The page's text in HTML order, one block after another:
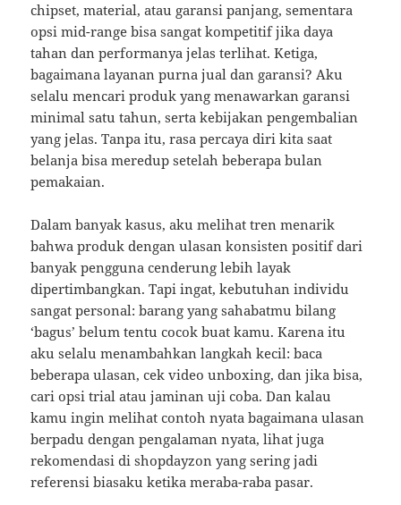
chipset, material, atau garansi panjang, sementara
opsi mid-range bisa sangat kompetitif jika daya
tahan dan performanya jelas terlihat. Ketiga,
bagaimana layanan purna jual dan garansi? Aku
selalu mencari produk yang menawarkan garansi
minimal satu tahun, serta kebijakan pengembalian
yang jelas. Tanpa itu, rasa percaya diri kita saat
belanja bisa meredup setelah beberapa bulan
pemakaian.
Dalam banyak kasus, aku melihat tren menarik
bahwa produk dengan ulasan konsisten positif dari
banyak pengguna cenderung lebih layak
dipertimbangkan. Tapi ingat, kebutuhan individu
sangat personal: barang yang sahabatmu bilang
‘bagus’ belum tentu cocok buat kamu. Karena itu
aku selalu menambahkan langkah kecil: baca
beberapa ulasan, cek video unboxing, dan jika bisa,
cari opsi trial atau jaminan uji coba. Dan kalau
kamu ingin melihat contoh nyata bagaimana ulasan
berpadu dengan pengalaman nyata, lihat juga
rekomendasi di shopdayzon yang sering jadi
referensi biasaku ketika meraba-raba pasar.